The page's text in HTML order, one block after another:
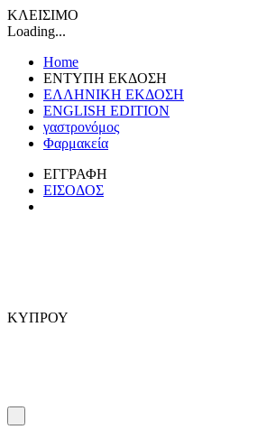
ΚΛΕΙΣΙΜΟ
Loading...
Home
ΕΝΤΥΠΗ ΕΚΔΟΣΗ
ΕΛΛΗΝΙΚΗ ΕΚΔΟΣΗ
ENGLISH EDITION
γαστρονόμος
Φαρμακεία
ΕΓΓΡΑΦΗ
ΕΙΣΟΔΟΣ
ΚΥΠΡΟΥ